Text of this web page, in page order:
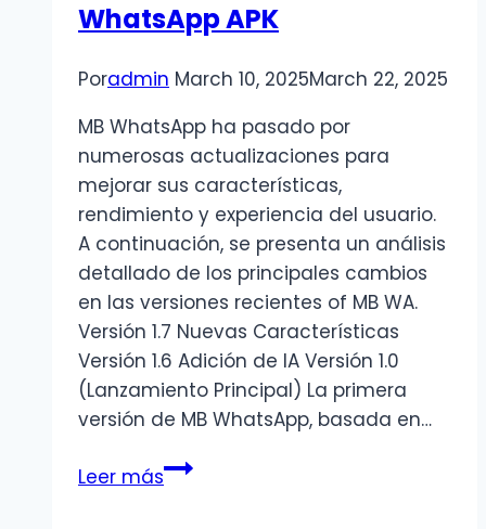
|
Actualización
2025
WhatsApp APK
Poradmin March 10, 2025March 22, 2025
MB WhatsApp ha pasado por
numerosas actualizaciones para
mejorar sus características,
rendimiento y experiencia del usuario.
A continuación, se presenta un análisis
detallado de los principales cambios
en las versiones recientes of MB WA.
Versión 1.7 Nuevas Características
Versión 1.6 Adición de IA Versión 1.0
(Lanzamiento Principal) La primera
versión de MB WhatsApp, basada en…
Leer másRegistro